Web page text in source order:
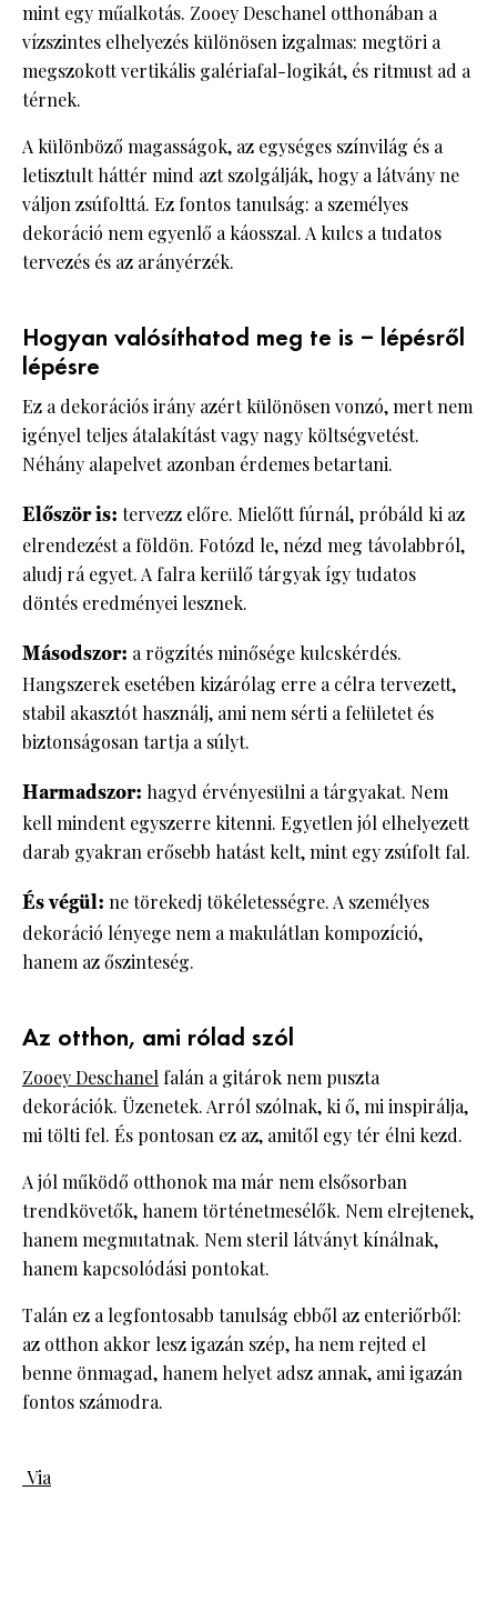
mint egy műalkotás. Zooey Deschanel otthonában a
vízszintes elhelyezés különösen izgalmas: megtöri a
megszokott vertikális galériafal-logikát, és ritmust ad a
térnek.
A különböző magasságok, az egységes színvilág és a
letisztult háttér mind azt szolgálják, hogy a látvány ne
váljon zsúfolttá. Ez fontos tanulság: a személyes
dekoráció nem egyenlő a káosszal. A kulcs a tudatos
tervezés és az arányérzék.
Hogyan valósíthatod meg te is – lépésről
lépésre
Ez a dekorációs irány azért különösen vonzó, mert nem
igényel teljes átalakítást vagy nagy költségvetést.
Néhány alapelvet azonban érdemes betartani.
Először is: tervezz előre. Mielőtt fúrnál, próbáld ki az
elrendezést a földön. Fotózd le, nézd meg távolabbról,
aludj rá egyet. A falra kerülő tárgyak így tudatos
döntés eredményei lesznek.
Másodszor: a rögzítés minősége kulcskérdés.
Hangszerek esetében kizárólag erre a célra tervezett,
stabil akasztót használj, ami nem sérti a felületet és
biztonságosan tartja a súlyt.
Harmadszor: hagyd érvényesülni a tárgyakat. Nem
kell mindent egyszerre kitenni. Egyetlen jól elhelyezett
darab gyakran erősebb hatást kelt, mint egy zsúfolt fal.
És végül: ne törekedj tökéletességre. A személyes
dekoráció lényege nem a makulátlan kompozíció,
hanem az őszinteség.
Az otthon, ami rólad szól
Zooey Deschanel falán a gitárok nem puszta
dekorációk. Üzenetek. Arról szólnak, ki ő, mi inspirálja,
mi tölti fel. És pontosan ez az, amitől egy tér élni kezd.
A jól működő otthonok ma már nem elsősorban
trendkövetők, hanem történetmesélők. Nem elrejtenek,
hanem megmutatnak. Nem steril látványt kínálnak,
hanem kapcsolódási pontokat.
Talán ez a legfontosabb tanulság ebből az enteriőrből:
az otthon akkor lesz igazán szép, ha nem rejted el
benne önmagad, hanem helyet adsz annak, ami igazán
fontos számodra.
Via